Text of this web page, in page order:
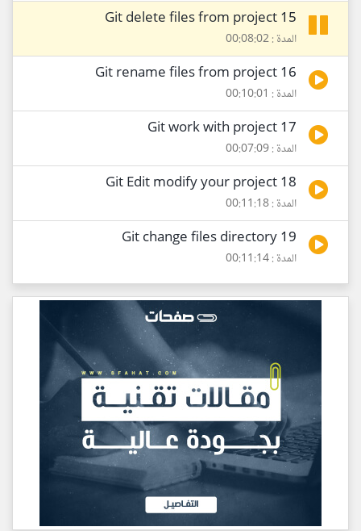
15 Git delete files from project
المدة : 00:08:02
16 Git rename files from project
المدة : 00:10:01
17 Git work with project
المدة : 00:07:09
18 Git Edit modify your project
المدة : 00:11:18
19 Git change files directory
المدة : 00:11:14